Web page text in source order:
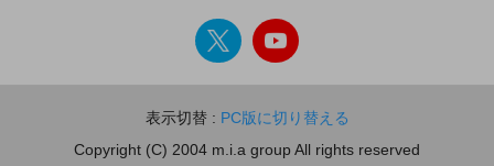
表示切替 : PC版に切り替える
Copyright (C) 2004 m.i.a group All rights reserved